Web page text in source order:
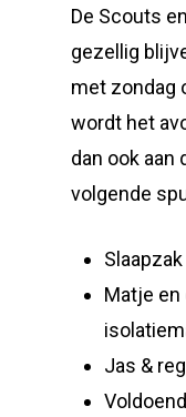
De Scouts
gezellig
met zondag
wordt het
dan ook aan
volgende
Slaapzak
Matje en
Jas &